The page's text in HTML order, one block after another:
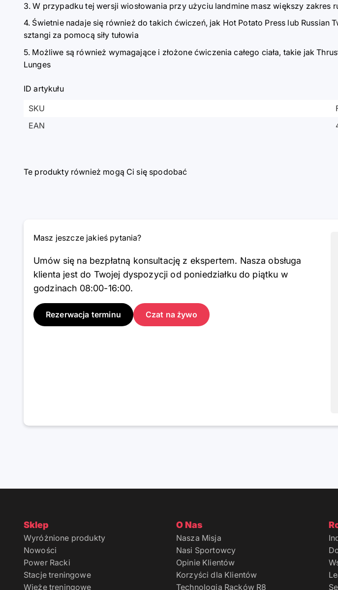
W przypadku tej wersji wiosłowania przy użyciu landmine masz większy
Świetnie nadaje się również do takich ćwiczeń, jak Hot Potato Press lub
sztangi za pomocą siły tułowia
Możliwe są również wymagające i złożone ćwiczenia całego ciała, takie jak
Lunges
ID artykułu
SKU
EAN
Te produkty również mogą Ci się spodobać
Masz jeszcze jakieś pytania?
Umów się na bezpłatną konsultację z ekspertem. Nasza obsługa
klienta jest do Twojej dyspozycji od poniedziałku do piątku w
godzinach 08:00-16:00.
Rezerwacja terminu Czat na żywo
Sklep
Wyróżnione produkty
Nowości
Power Racki
Stacje treningowe
Wieże treningowe
O Nas
Nasza Misja
Nasi Sportowcy
Opinie Klientów
Korzyści dla Klientów
Technologia Racków R8